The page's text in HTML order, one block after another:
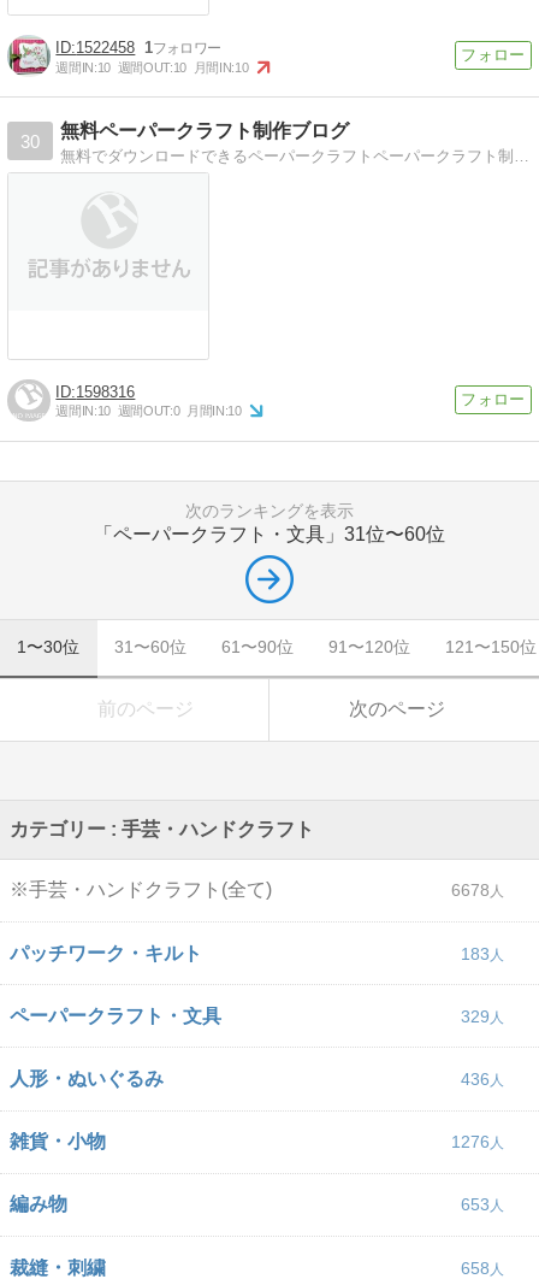
1522458 1
週間IN:10 週間OUT:10 月間IN:10
30
無料ペーパークラフト制作ブログ
1598316
週間IN:10 週間OUT:0 月間IN:10
次のランキングを表示
「ペーパークラフト・文具」 31位〜60位
1〜30位 31〜60位 61〜90位 91〜120位 121〜150位
前のページ 次のページ
カテゴリー : 手芸・ハンドクラフト
※手芸・ハンドクラフト(全て) 6678
パッチワーク・キルト 183
ペーパークラフト・文具 329
人形・ぬいぐるみ 436
雑貨・小物 1276
編み物 653
裁縫・刺繍 658